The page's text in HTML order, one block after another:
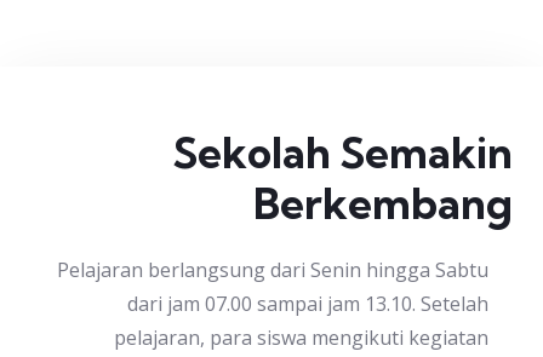
Sekolah Semakin
Berkembang
Pelajaran berlangsung dari Senin hingga Sabtu
dari jam 07.00 sampai jam 13.10. Setelah
pelajaran, para siswa mengikuti kegiatan